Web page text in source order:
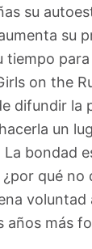
su
su
para
on the
difundir la
un
bondad
qué no
voluntad
años más